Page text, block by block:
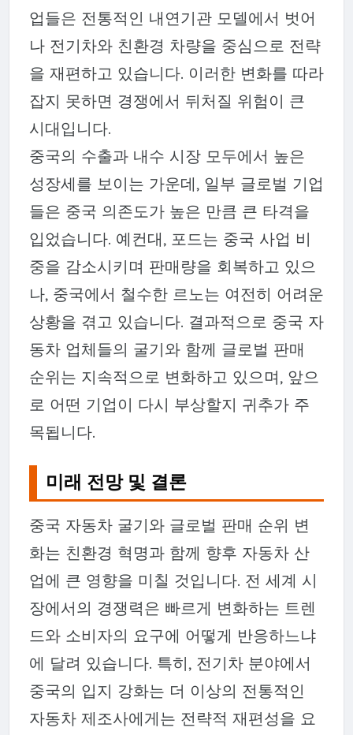
업들은 전통적인 내연기관 모델에서 벗어
나 전기차와 친환경 차량을 중심으로 전략
을 재편하고 있습니다. 이러한 변화를 따라
잡지 못하면 경쟁에서 뒤처질 위험이 큰
시대입니다.
중국의 수출과 내수 시장 모두에서 높은
성장세를 보이는 가운데, 일부 글로벌 기업
들은 중국 의존도가 높은 만큼 큰 타격을
입었습니다. 예컨대, 포드는 중국 사업 비
중을 감소시키며 판매량을 회복하고 있으
나, 중국에서 철수한 르노는 여전히 어려운
상황을 겪고 있습니다. 결과적으로 중국 자
동차 업체들의 굴기와 함께 글로벌 판매
순위는 지속적으로 변화하고 있으며, 앞으
로 어떤 기업이 다시 부상할지 귀추가 주
목됩니다.
미래 전망 및 결론
중국 자동차 굴기와 글로벌 판매 순위 변
화는 친환경 혁명과 함께 향후 자동차 산
업에 큰 영향을 미칠 것입니다. 전 세계 시
장에서의 경쟁력은 빠르게 변화하는 트렌
드와 소비자의 요구에 어떻게 반응하느냐
에 달려 있습니다. 특히, 전기차 분야에서
중국의 입지 강화는 더 이상의 전통적인
자동차 제조사에게는 전략적 재편성을 요